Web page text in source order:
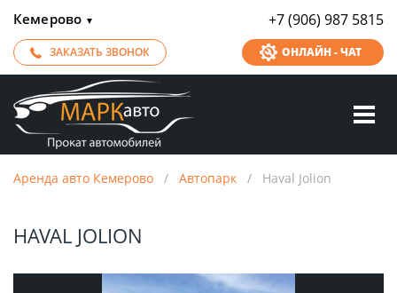
Кемерово ▼ +7 (906) 987 5815
ЗАКАЗАТЬ ЗВОНОК ОНЛАЙН - ЧАТ
Аренда авто Кемерово / Автопарк / Haval Jolion
HAVAL JOLION